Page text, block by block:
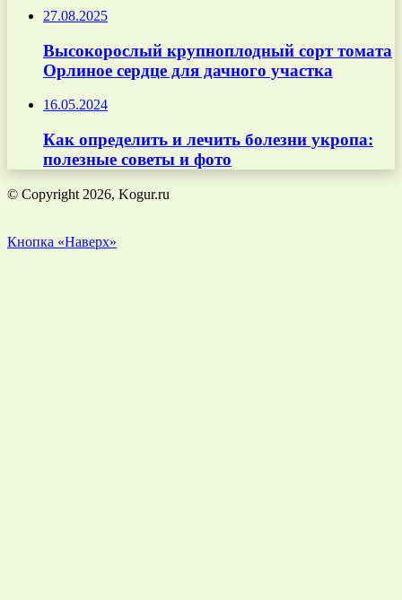
27.08.2025
Высокорослый крупноплодный сорт томата
Орлиное сердце для дачного участка
16.05.2024
Как определить и лечить болезни укропа:
полезные советы и фото
© Copyright 2026, Kogur.ru
Кнопка «Наверх»